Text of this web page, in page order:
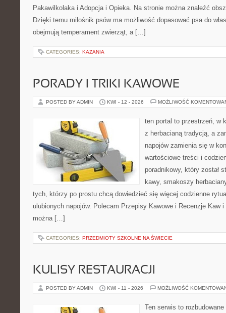
Pakawilkolaka i Adopcja i Opieka. Na stronie można znaleźć
Dzięki temu miłośnik psów ma możliwość dopasować psa do
obejmują temperament zwierząt, a […]
CATEGORIES: KAZANIA
PORADY I TRIKI KAWOWE
POSTED BY ADMIN KWI - 12 - 2026 MOŻLIWOŚĆ
ten portal to przestrzeń, w
z herbacianą tradycją, a
napojów zamienia się w
wartościowe treści i
poradnikowy, który został
kawy, smakoszy
tych, którzy po prostu chcą dowiedzieć się więcej codzienne
ulubionych napojów. Polecam Przepisy Kawowe i Recenzje Kaw
można […]
CATEGORIES: PRZEDMIOTY SZKOLNE NA ŚWIECIE
KULISY RESTAURACJI
POSTED BY ADMIN KWI - 11 - 2026 MOŻLIWOŚĆ
Ten serwis to